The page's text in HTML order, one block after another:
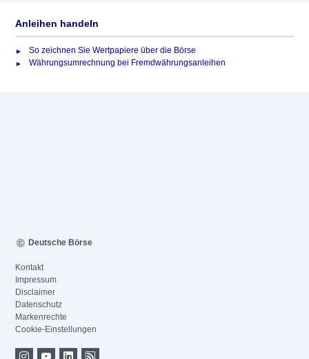
Anleihen handeln
So zeichnen Sie Wertpapiere über die Börse
Währungsumrechnung bei Fremdwährungsanleihen
Deutsche Börse
Kontakt
Impressum
Disclaimer
Datenschutz
Markenrechte
Cookie-Einstellungen